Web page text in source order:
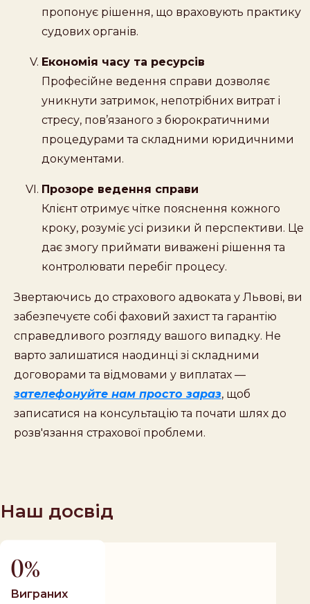
0
Виграних
пропонує рішення, що враховують практику
судових органів.
Економія часу та ресурсів
Професійне ведення справи дозволяє
уникнути затримок, непотрібних витрат і
стресу, пов’язаного з бюрократичними
процедурами та складними юридичними
документами.
Прозоре ведення справи
Клієнт отримує чітке пояснення кожного
кроку, розуміє усі ризики й перспективи. Це
дає змогу приймати виважені рішення та
контролювати перебіг процесу.
Звертаючись до страхового адвоката у Львові, ви
забезпечуєте собі фаховий захист та гарантію
справедливого розгляду вашого випадку. Не
варто залишатися наодинці зі складними
договорами та відмовами у виплатах —
зателефонуйте нам просто зараз, щоб
записатися на консультацію та почати шлях до
розв'язання страхової проблеми.
Наш досвід